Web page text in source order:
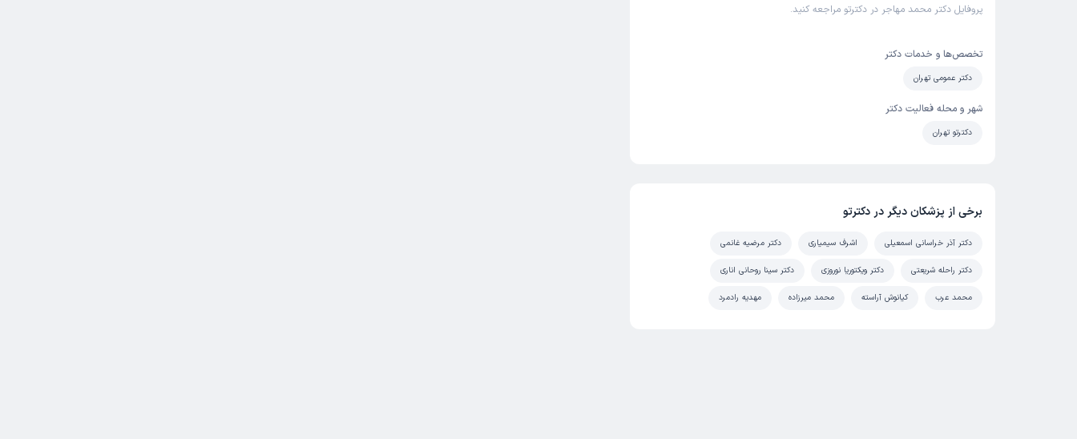
پروفایل دکتر محمد مهاجر در دکترتو مراجعه کنید.
تخصص‌ها و خدمات دکتر
دکتر عمومی تهران
شهر و محله فعالیت دکتر
دکترتو تهران
برخی از پزشکان دیگر در دکترتو
دکتر آذر خراسانی اسمعیلی اشرف سیمیاری دکتر مرضیه غانمی
دکتر راحله شریعتی دکتر ویکتوریا نوروزی دکتر سینا روحانی اناری
محمد عرب کیانوش آراسته محمد میرزاده مهدیه رادمرد